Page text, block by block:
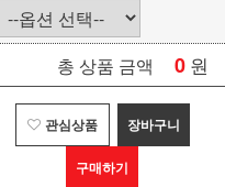
총 상품 금액 0 원
관심상품 장바구니
구매하기